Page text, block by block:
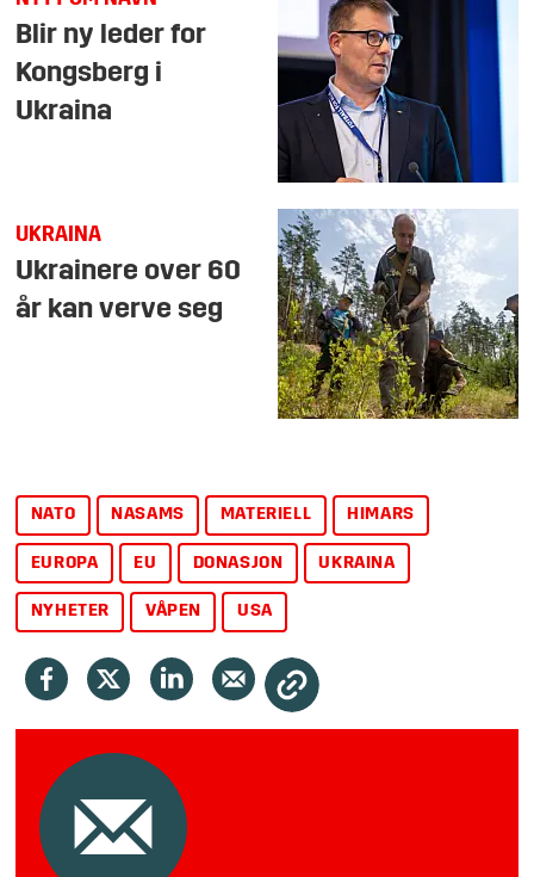
Blir ny leder for
Kongsberg i
Ukraina
UKRAINA
Ukrainere over 60
år kan verve seg
NATO NASAMS MATERIELL HIMARS
EUROPA EU DONASJON UKRAINA
NYHETER VÅPEN USA